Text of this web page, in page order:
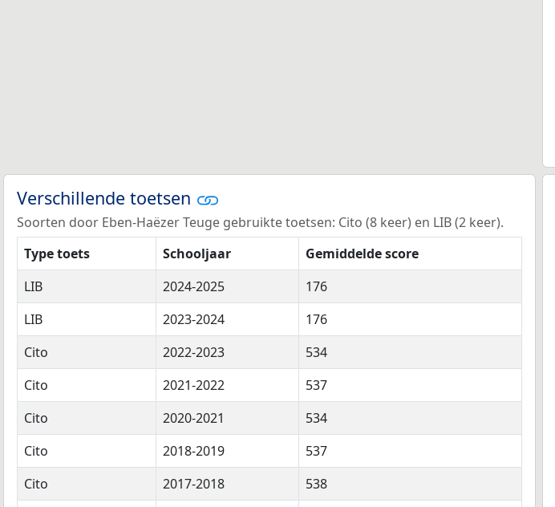
Verschillende toetsen
Soorten door Eben-Haëzer Teuge gebruikte toetsen: Cito (8 keer) en LIB (2 keer).
Type toets
Schooljaar
Gemiddelde score
LIB
2024-2025
176
LIB
2023-2024
176
Cito
2022-2023
534
Cito
2021-2022
537
Cito
2020-2021
534
Cito
2018-2019
537
Cito
2017-2018
538